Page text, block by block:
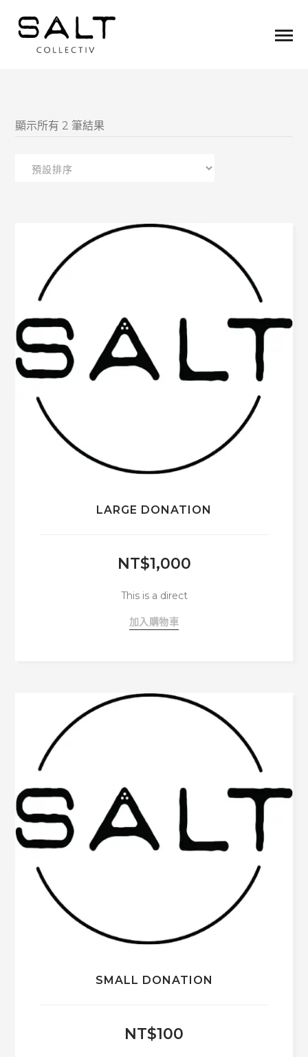
顯示所有 2 筆結果
LARGE DONATION
NT$1,000
This is a direct
加入購物車
SMALL DONATION
NT$100